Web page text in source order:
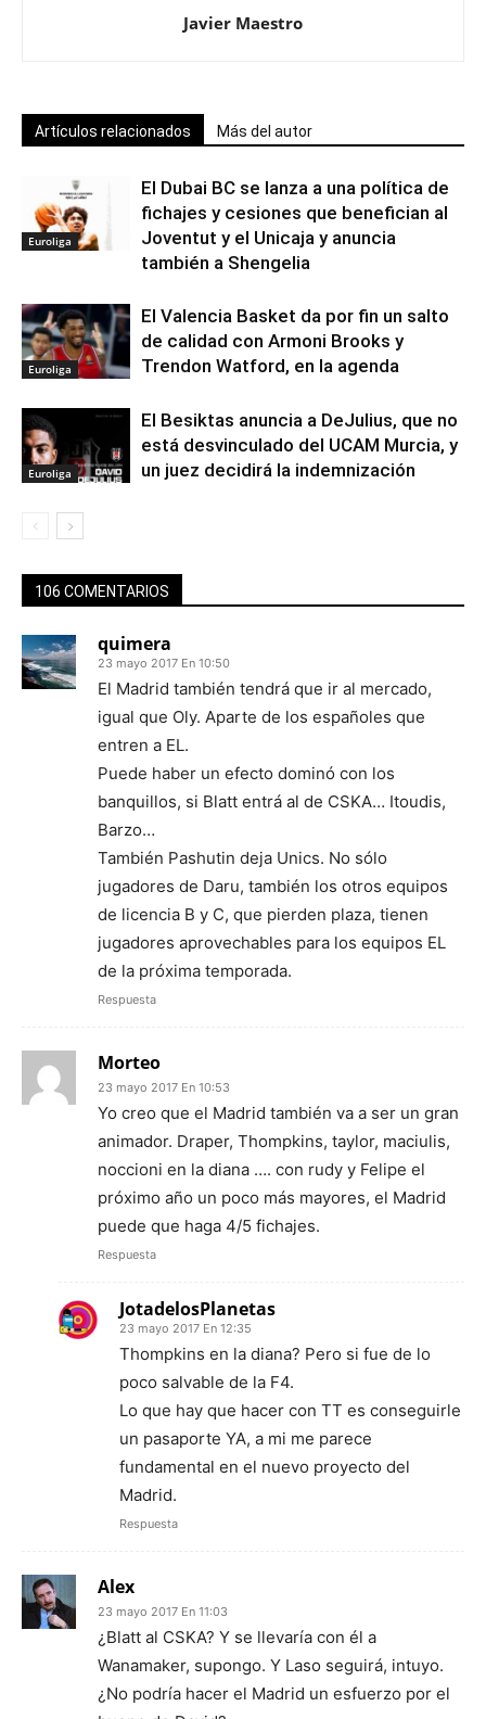
Javier Maestro
Artículos relacionados Más del autor
Euroliga
El Dubai BC se lanza a una política de
fichajes y cesiones que benefician al
Joventut y el Unicaja y anuncia
también a Shengelia
Euroliga
El Valencia Basket da por fin un salto
de calidad con Armoni Brooks y
Trendon Watford, en la agenda
Euroliga
El Besiktas anuncia a DeJulius, que no
está desvinculado del UCAM Murcia, y
un juez decidirá la indemnización
106 COMENTARIOS
quimera
23 mayo 2017 En 10:50
El Madrid también tendrá que ir al mercado,
igual que Oly. Aparte de los españoles que
entren a EL.
Puede haber un efecto dominó con los
banquillos, si Blatt entrá al de CSKA… Itoudis,
Barzo…
También Pashutin deja Unics. No sólo
jugadores de Daru, también los otros equipos
de licencia B y C, que pierden plaza, tienen
jugadores aprovechables para los equipos EL
de la próxima temporada.
Respuesta
Morteo
23 mayo 2017 En 10:53
Yo creo que el Madrid también va a ser un gran
animador. Draper, Thompkins, taylor, maciulis,
noccioni en la diana …. con rudy y Felipe el
próximo año un poco más mayores, el Madrid
puede que haga 4/5 fichajes.
Respuesta
JotadelosPlanetas
23 mayo 2017 En 12:35
Thompkins en la diana? Pero si fue de lo
poco salvable de la F4.
Lo que hay que hacer con TT es conseguirle
un pasaporte YA, a mi me parece
fundamental en el nuevo proyecto del
Madrid.
Respuesta
Alex
23 mayo 2017 En 11:03
¿Blatt al CSKA? Y se llevaría con él a
Wanamaker, supongo. Y Laso seguirá, intuyo.
¿No podría hacer el Madrid un esfuerzo por el